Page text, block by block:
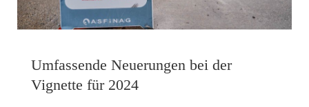
Umfassende Neuerungen bei der
Vignette für 2024